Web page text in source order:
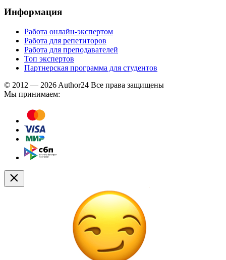
Информация
Работа онлайн-экспертом
Работа для репетиторов
Работа для преподавателей
Топ экспертов
Партнерская программа для студентов
© 2012 — 2026 Author24 Все права защищены
Мы принимаем: